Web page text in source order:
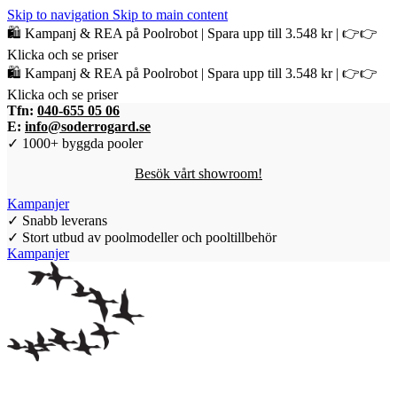
Skip to navigation Skip to main content
🛍️ Kampanj & REA på Poolrobot | Spara upp till 3.548 kr | 👉👉
Klicka och se priser
🛍️ Kampanj & REA på Poolrobot | Spara upp till 3.548 kr | 👉👉
Klicka och se priser
Tfn: 040-655 05 06
E: info@soderrogard.se
✓ 1000+ byggda pooler
Besök vårt showroom!
Kampanjer
✓ Snabb leverans
✓ Stort utbud av poolmodeller och pooltillbehör
Kampanjer